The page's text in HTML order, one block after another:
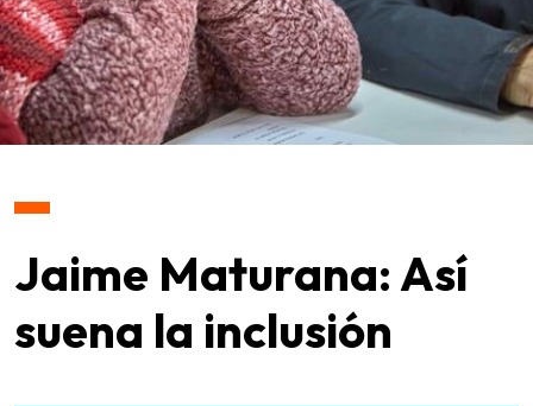
Jaime Maturana: Así
suena la inclusión